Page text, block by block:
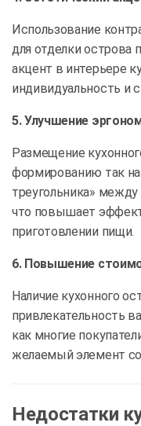
Использование
для отделки острова
акцент в интерьере
индивидуальность и
5. Улучшение
Размещение
формированию так
треугольника»
что повышает
приготовлении пищи.
6. Повышение
Наличие кухонного
привлекательность
как многие
желаемый элемент
Недостатки